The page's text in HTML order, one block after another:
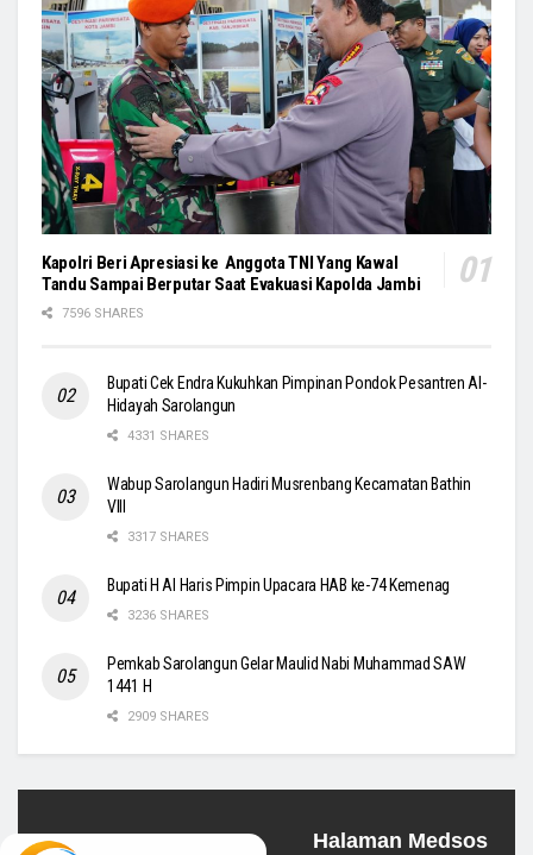
Kapolri Beri Apresiasi ke Anggota TNI Yang Kawal
Tandu Sampai Berputar Saat Evakuasi Kapolda Jambi
7596 SHARES
Bupati Cek Endra Kukuhkan Pimpinan Pondok Pesantren Al-
Hidayah Sarolangun
4331 SHARES
Wabup Sarolangun Hadiri Musrenbang Kecamatan Bathin
VIII
3317 SHARES
Bupati H Al Haris Pimpin Upacara HAB ke-74 Kemenag
3236 SHARES
Pemkab Sarolangun Gelar Maulid Nabi Muhammad SAW
1441 H
2909 SHARES
Halaman Medsos